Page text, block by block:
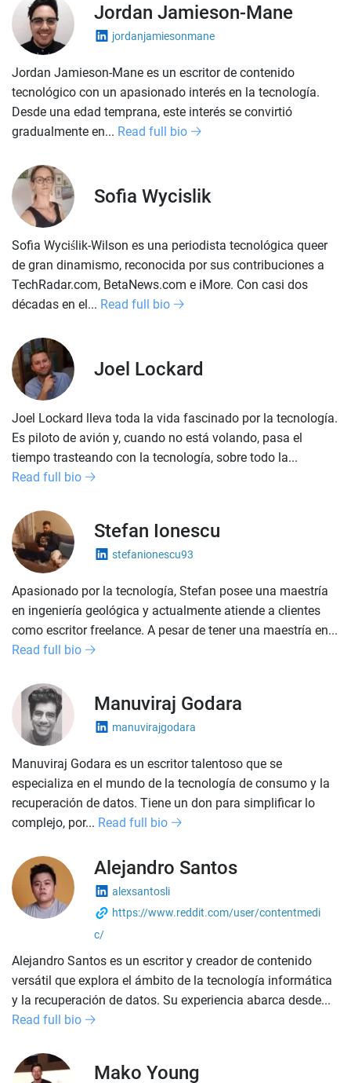
Jordan Jamieson-Mane
jordanjamiesonmane
Jordan Jamieson-Mane es un escritor de contenido
tecnológico con un apasionado interés en la tecnología.
Desde una edad temprana, este interés se convirtió
gradualmente en... Read full bio
Sofia Wycislik
Sofia Wyciślik-Wilson es una periodista tecnológica queer
de gran dinamismo, reconocida por sus contribuciones a
TechRadar.com, BetaNews.com e iMore. Con casi dos
décadas en el... Read full bio
Joel Lockard
Joel Lockard lleva toda la vida fascinado por la tecnología.
Es piloto de avión y, cuando no está volando, pasa el
tiempo trasteando con la tecnología, sobre todo la...
Read full bio
Stefan Ionescu
stefanionescu93
Apasionado por la tecnología, Stefan posee una maestría
en ingeniería geológica y actualmente atiende a clientes
como escritor freelance. A pesar de tener una maestría en...
Read full bio
Manuviraj Godara
manuvirajgodara
Manuviraj Godara es un escritor talentoso que se
especializa en el mundo de la tecnología de consumo y la
recuperación de datos. Tiene un don para simplificar lo
complejo, por... Read full bio
Alejandro Santos
alexsantosli
https://www.reddit.com/user/contentmedi
c/
Alejandro Santos es un escritor y creador de contenido
versátil que explora el ámbito de la tecnología informática
y la recuperación de datos. Su experiencia abarca desde...
Read full bio
Mako Young